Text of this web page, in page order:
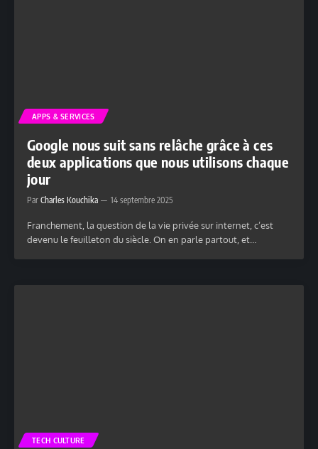
APPS & SERVICES
Google nous suit sans relâche grâce à ces
deux applications que nous utilisons chaque
jour
Par Charles Kouchika 14 septembre 2025
Franchement, la question de la vie privée sur internet, c’est
devenu le feuilleton du siècle. On en parle partout, et…
TECH CULTURE